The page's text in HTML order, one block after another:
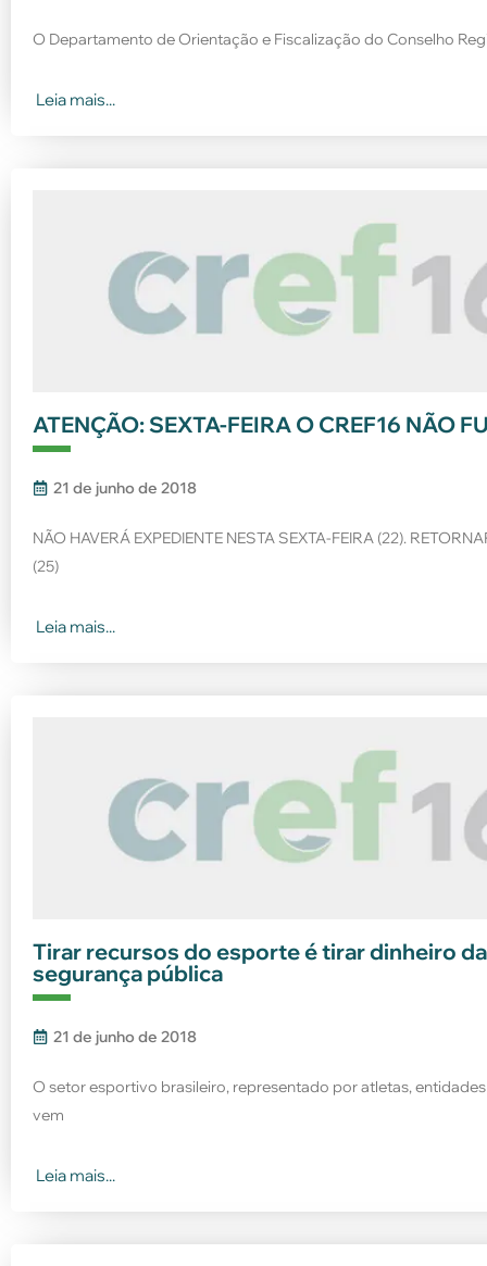
O Departamento de Orientação e Fiscalização do Conselho
Leia mais...
ATENÇÃO: SEXTA-FEIRA O CREF16 NÃO
21 de junho de 2018
NÃO HAVERÁ EXPEDIENTE NESTA SEXTA-FEIRA (22).
(25)
Leia mais...
Tirar recursos do esporte é tirar dinheiro
segurança pública
21 de junho de 2018
O setor esportivo brasileiro, representado por atletas,
vem
Leia mais...